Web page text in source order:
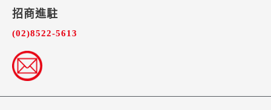
招商進駐​
(02)8522-5613